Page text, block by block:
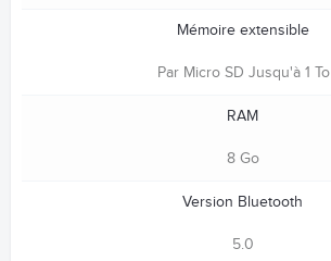
Mémoire extensible
Par Micro SD Jusqu'à 1 To
RAM
8 Go
Version Bluetooth
5.0